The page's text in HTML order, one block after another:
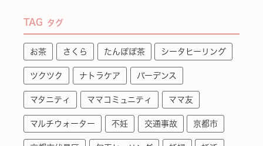
TAG タグ
お茶 さくら たんぽぽ茶 シータヒーリング
ツクツク ナトラケア バーデンス
マタニティ ママコミュニティ ママ友
マルチウォーター 不妊 交通事故 京都市